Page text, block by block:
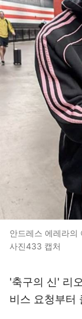
안드레스 에레라의
사진433 캡처
'축구의 신' 리
비스 요청부터